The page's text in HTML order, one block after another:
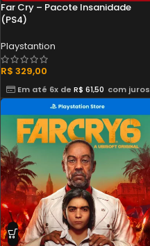
Far Cry – Pacote Insanidade
(PS4)
Playstantion
R$ 329,00
Em até 6x de R$ 61,50 com juros